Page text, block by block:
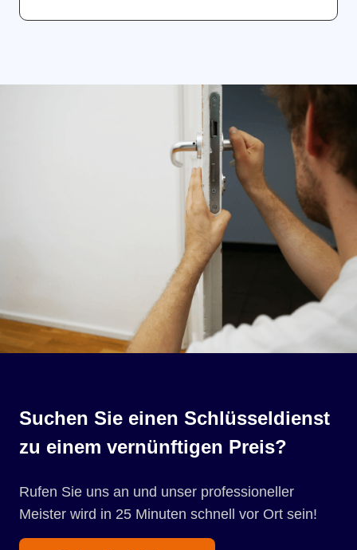
Suchen Sie einen Schlüsseldienst
zu einem vernünftigen Preis?
Rufen Sie uns an und unser professioneller
Meister wird in 25 Minuten schnell vor Ort sein!